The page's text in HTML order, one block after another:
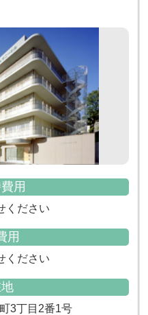
用
ください
用
ください
3丁目2番1号